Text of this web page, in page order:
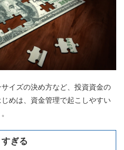
イズの決め方など、投資資金の
めは、資金管理で起こしやすい
ぎる